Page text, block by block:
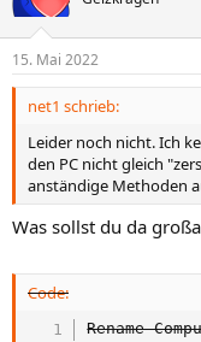
15. Mai 2022
net1 schrieb:
Leider noch nicht. Ich
den PC nicht gleich
anständige Methoden
Was sollst du da
Code:
Rename-